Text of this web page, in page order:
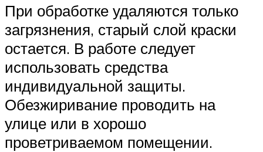
При обработке удаляются только
загрязнения, старый слой краски
остается. В работе следует
использовать средства
индивидуальной защиты.
Обезжиривание проводить на
улице или в хорошо
проветриваемом помещении.